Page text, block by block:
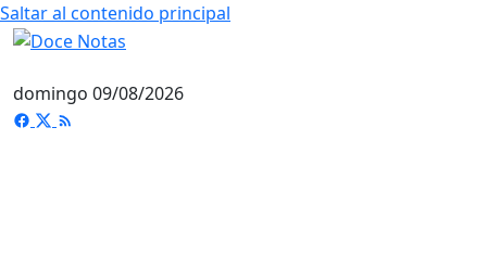
Saltar al contenido principal
domingo 09/08/2026